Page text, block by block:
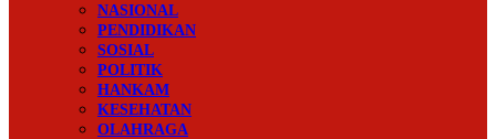
NASIONAL
PENDIDIKAN
SOSIAL
POLITIK
HANKAM
KESEHATAN
OLAHRAGA